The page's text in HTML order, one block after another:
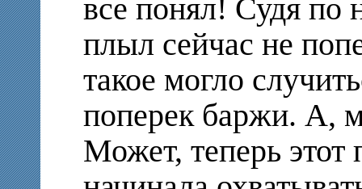
все понял! Судя по
плыл сейчас не
такое могло
поперек баржи. А,
Может, теперь этот